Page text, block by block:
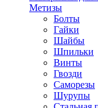
Метизы
Болты
Гайки
Шайбы
Шпильки
Винты
Гвозди
Саморезы
Шурупы